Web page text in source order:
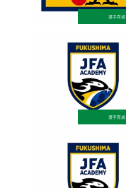
選手育成
選手育成